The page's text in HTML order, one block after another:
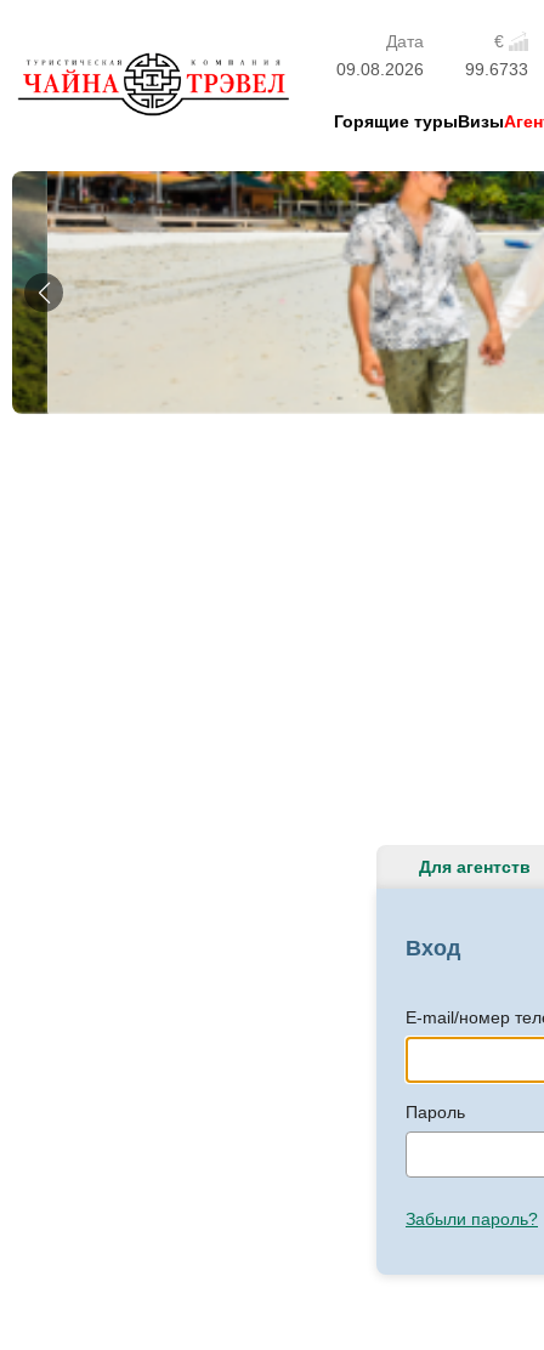
Дата
€
09.08.2026
99.6733
Горящие турыВизы
Для агентств
Вход
E-mail/номер
Пароль
Забыли пароль?